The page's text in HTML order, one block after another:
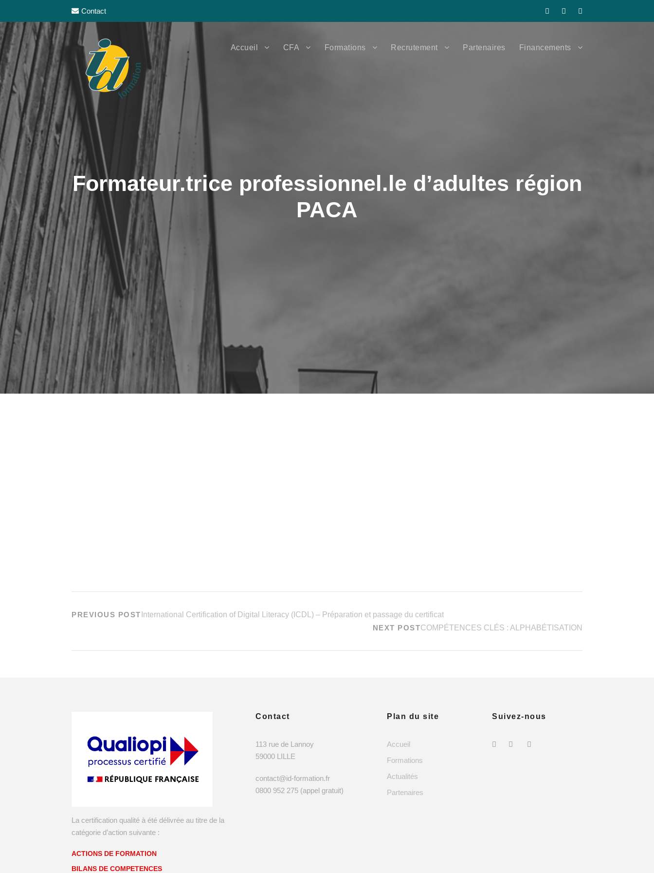
Contact
Accueil CFA Formations Recrutement Partenaires Financements
Formateur.trice professionnel.le d’adultes région
PACA
PREVIOUS POST International Certification of Digital Literacy (ICDL) – Préparation et passage du certificat
NEXT POSTCOMPÉTENCES CLÉS : ALPHABÉTISATION
La certification qualité à été délivrée au titre de la
catégorie d’action suivante :
ACTIONS DE FORMATION
BILANS DE COMPETENCES
Contact
113 rue de Lannoy
59000 LILLE
contact@id-formation.fr
0800 952 275 (appel gratuit)
Plan du site
Accueil
Formations
Actualités
Partenaires
Suivez-nous